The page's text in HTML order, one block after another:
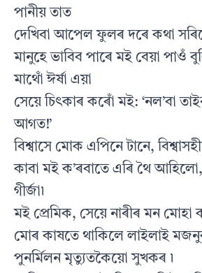
পানীয় তাত
দেখিবা আপেল ফুলৰ দৰে কথা
মানুহে ভাবিব পাৰে মই বেয়া পাওঁ
মাথোঁ ঈর্ষা এয়া
সেয়ে চিৎকাৰ কৰোঁ মই: ‘নল’বা
আগত!’
বিশ্বাসে মোক এপিনে টানে,
কাবা মই ক’ৰবাতে এৰি থৈ
গীর্জা৷
মই প্ৰেমিক, সেয়ে নাৰীৰ মন মোহা
মোৰ কাষতে থাকিলে লাইলাই
পুনর্মিলন মৃত্যুতকৈয়ো সুখকৰ ৷